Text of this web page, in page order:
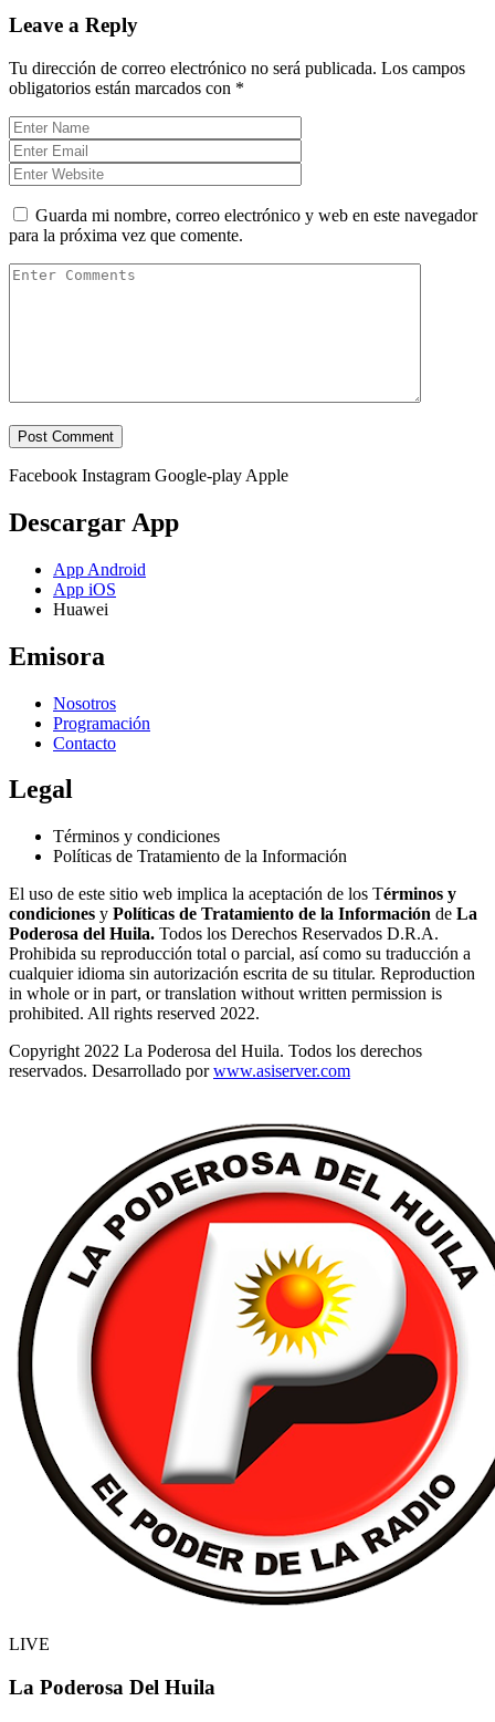
Leave a Reply
Tu dirección de correo electrónico no será publicada. Los campos
obligatorios están marcados con *
Guarda mi nombre, correo electrónico y web en este navegador
para la próxima vez que comente.
Facebook Instagram Google-play Apple
Descargar App
App Android
App iOS
Huawei
Emisora
Nosotros
Programación
Contacto
Legal
Términos y condiciones
Políticas de Tratamiento de la Información
El uso de este sitio web implica la aceptación de los Términos y
condiciones y Políticas de Tratamiento de la Información de La
Poderosa del Huila. Todos los Derechos Reservados D.R.A.
Prohibida su reproducción total o parcial, así como su traducción a
cualquier idioma sin autorización escrita de su titular. Reproduction
in whole or in part, or translation without written permission is
prohibited. All rights reserved 2022.
Copyright 2022 La Poderosa del Huila. Todos los derechos
reservados. Desarrollado porwww.asiserver.com
LIVE
La Poderosa Del Huila